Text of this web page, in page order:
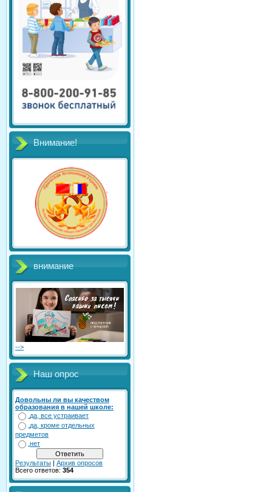
Внимание!
внимание
-->
Наш опрос
Довольны ли вы качеством
образования в нашей школе:
да, все устраивает
да, кроме отдельных
предметов
нет
Результаты | Архив опросов
Всего ответов: 354